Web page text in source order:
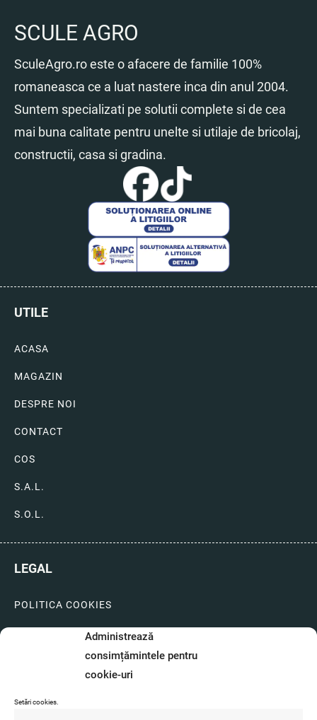
Administrează
consimțămintele pentru
cookie-uri
Setări cookies.
SCULE AGRO
SculeAgro.ro este o afacere de familie 100%
romaneasca ce a luat nastere inca din anul 2004.
Suntem specializati pe solutii complete si de cea
mai buna calitate pentru unelte si utilaje de bricolaj,
constructii, casa si gradina.
UTILE
ACASA
MAGAZIN
DESPRE NOI
CONTACT
COS
S.A.L.
S.O.L.
LEGAL
POLITICA COOKIES
LIVRARI SI PLATI
GARANTIE SI SERVICE